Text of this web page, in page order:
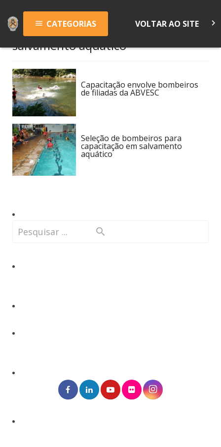
menu CATEGORIAS VOLTAR AO SITE keyboard_arrow_right
salvamento aquático
Capacitação envolve bombeiros
de filiadas da ABVESC
Seleção de bombeiros para
capacitação em salvamento
aquático